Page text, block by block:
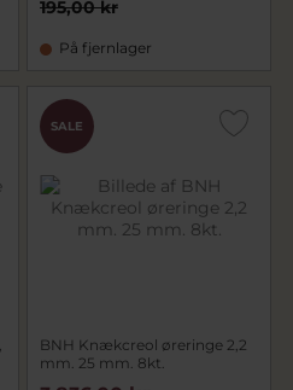
195,00 kr
På fjernlager
SALE
BNH Knækcreol øreringe 2,2
mm. 25 mm. 8kt.